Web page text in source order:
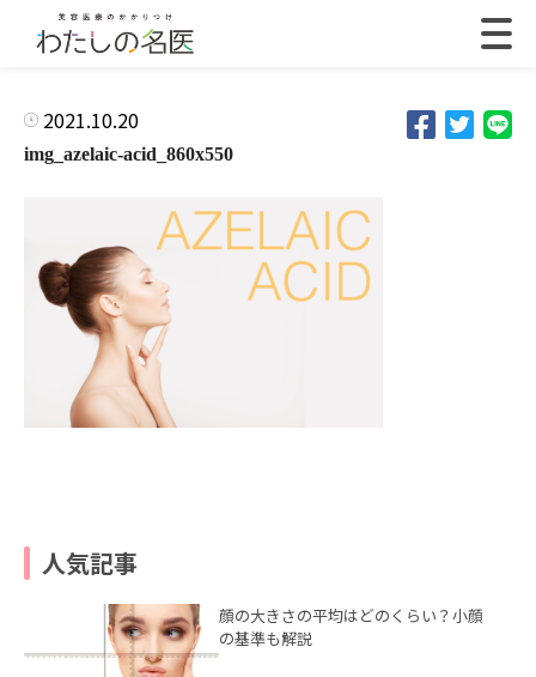
2021.10.20
img_azelaic-acid_860x550
人気記事
顔の大きさの平均はどのくらい？小顔
の基準も解説